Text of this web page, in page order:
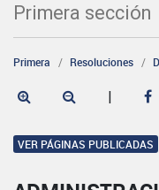
Primera sección
Primera Resoluciones
|
VER PÁGINAS PUBLICADAS